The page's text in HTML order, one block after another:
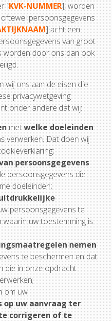
[KVK-NUMMER], worden
persoonsgegevens
] acht een
van groot
worden door ons dan ook
wij ons aan de eisen die
privacywetgeving
onder andere dat wij:
metwelke doeleinden
verwerken. Dat doen wij
persoonsgegevens
persoonsgegevens die
doeleinden;
persoonsgegevens te
waarin uw toestemming is
nemen
te beschermen en dat
die in onze opdracht
om uw
op uw aanvraag ter
corrigeren of te